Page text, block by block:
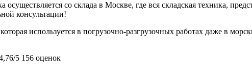
со склада в Москве, где вся складская техника,
консультации!
используется в погрузочно-разгрузочных работах даже в
5 156 оценок